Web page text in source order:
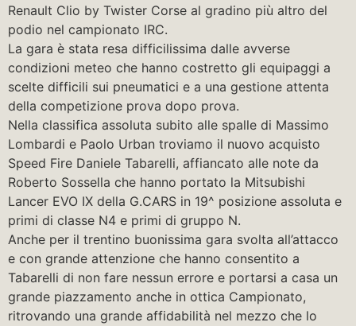
Renault Clio by Twister Corse al gradino più altro del
podio nel campionato IRC.
La gara è stata resa difficilissima dalle avverse
condizioni meteo che hanno costretto gli equipaggi a
scelte difficili sui pneumatici e a una gestione attenta
della competizione prova dopo prova.
Nella classifica assoluta subito alle spalle di Massimo
Lombardi e Paolo Urban troviamo il nuovo acquisto
Speed Fire Daniele Tabarelli, affiancato alle note da
Roberto Sossella che hanno portato la Mitsubishi
Lancer EVO IX della G.CARS in 19^ posizione assoluta e
primi di classe N4 e primi di gruppo N.
Anche per il trentino buonissima gara svolta all’attacco
e con grande attenzione che hanno consentito a
Tabarelli di non fare nessun errore e portarsi a casa un
grande piazzamento anche in ottica Campionato,
ritrovando una grande affidabilità nel mezzo che lo